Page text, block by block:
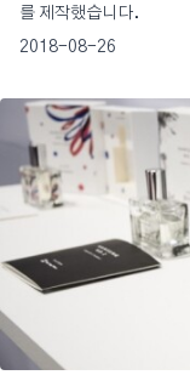
를 제작했습니다.
2018-08-26